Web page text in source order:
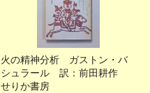
火の精神分析 ガストン・バ
シュラール 訳：前田耕作
せりか書房